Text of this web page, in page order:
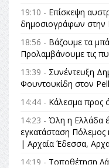
19:10 - Επίσκεψη
δημοσιογράφων στην
18:56 - Βάζουμε τα
Προλαμβάνουμε τις
13:39 - Συνέντευξη
Φουντουκίδη στον
14:44 - Κάλεσμα προς
14:23 - Όλη η Ελλάδα
εγκατάσταση Πόλεμος
| Αρχαία Έδεσσα,
14:19 - Τοποθέτηση